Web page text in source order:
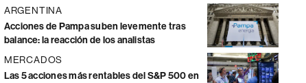
ARGENTINA
Acciones de Pampa suben levemente tras
balance: la reacción de los analistas
MERCADOS
Las 5 acciones más rentables del S&P 500 en